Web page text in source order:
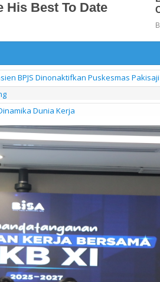
BPJS Dinonaktifkan Puskesmas Pakisaji
Dunia Kerja